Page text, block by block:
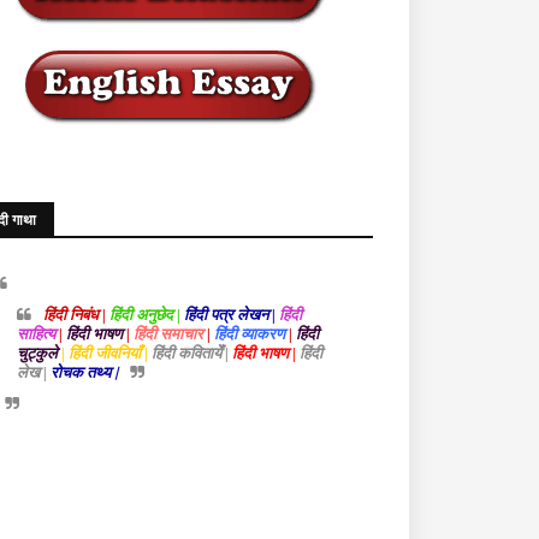
गाथा
हिंदी निबंध | हिंदी अनुछेद | हिंदी पत्र लेखन | हिंदी
साहित्य| हिंदी भाषण| हिंदी समाचार| हिंदी व्याकरण| हिंदी
चुट्कुले| हिंदी जीवनियाँ | हिंदी कवितायेँ | हिंदी भाषण | हिंदी
लेख | रोचक तथ्य |